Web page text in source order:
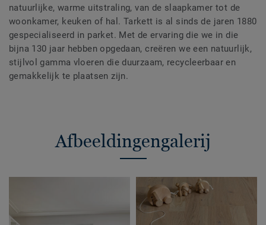
natuurlijke, warme uitstraling, van de slaapkamer tot de
woonkamer, keuken of hal. Tarkett is al sinds de jaren 1880
gespecialiseerd in parket. Met de ervaring die we in die
bijna 130 jaar hebben opgedaan, creëren we een natuurlijk,
stijlvol gamma vloeren die duurzaam, recycleerbaar en
gemakkelijk te plaatsen zijn.
Afbeeldingengalerij